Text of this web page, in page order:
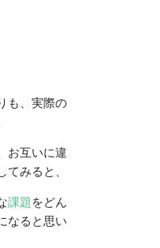
も、実際の
お互いに違
みると、
課題をどん
なると思い